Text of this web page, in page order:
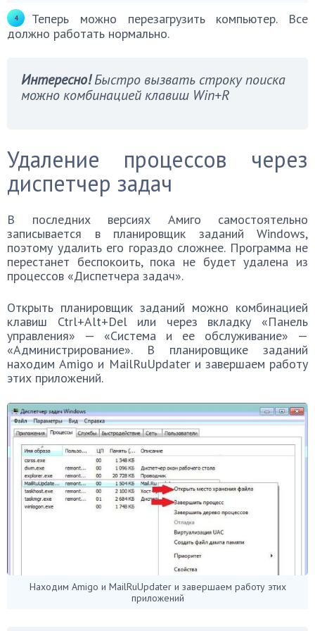
Теперь можно перезагрузить компьютер. Все
должно работать нормально.
Интересно!Быстро вызвать строку поиска
можно комбинацией клавиш Win+R
Удаление процессов через
диспетчер задач
В последних версиях Амиго самостоятельно
записывается в планировщик заданий Windows,
поэтому удалить его гораздо сложнее. Программа не
перестанет беспокоить, пока не будет удалена из
процессов «Диспетчера задач».
Открыть планировщик заданий можно комбинацией
клавиш Ctrl+Alt+Del или через вкладку «Панель
управления» — «Система и ее обслуживание» —
«Администрирование». В планировщике заданий
находим Amigo и MailRuUpdater и завершаем работу
этих приложений.
Находим Amigo и MailRuUpdater и завершаем работу этих
приложений